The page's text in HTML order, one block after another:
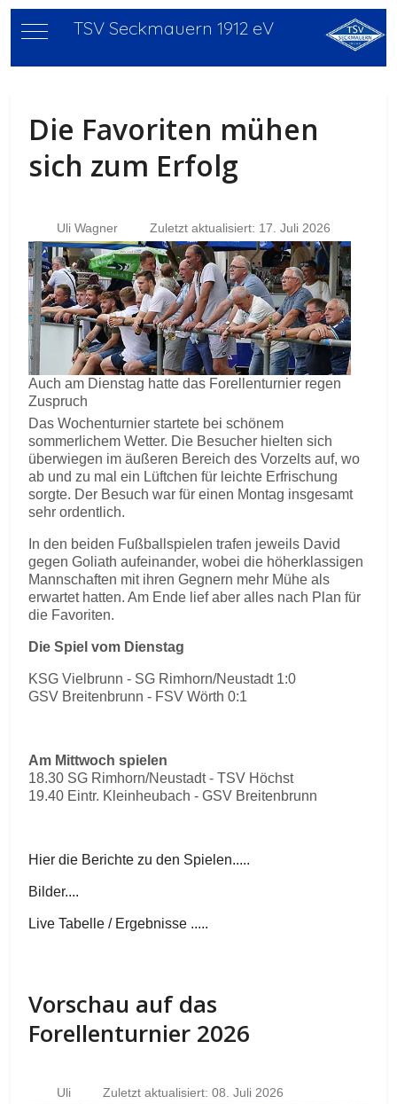
Mobile Menu Toggle
TSV Seckmauern 1912 eV
Die Favoriten mühen
sich zum Erfolg
Uli Wagner Zuletzt aktualisiert: 17. Juli 2026
Auch am Dienstag hatte das Forellenturnier regen
Zuspruch
Das Wochenturnier startete bei schönem
sommerlichem Wetter. Die Besucher hielten sich
überwiegen im äußeren Bereich des Vorzelts auf, wo
ab und zu mal ein Lüftchen für leichte Erfrischung
sorgte. Der Besuch war für einen Montag insgesamt
sehr ordentlich.
In den beiden Fußballspielen trafen jeweils David
gegen Goliath aufeinander, wobei die höherklassigen
Mannschaften mit ihren Gegnern mehr Mühe als
erwartet hatten. Am Ende lief aber alles nach Plan für
die Favoriten.
Die Spiel vom Dienstag
KSG Vielbrunn - SG Rimhorn/Neustadt 1:0
GSV Breitenbrunn - FSV Wörth 0:1
Am Mittwoch spielen
18.30 SG Rimhorn/Neustadt - TSV Höchst
19.40 Eintr. Kleinheubach - GSV Breitenbrunn
Hier die Berichte zu den Spielen.....
Bilder....
Live Tabelle / Ergebnisse .....
Vorschau auf das
Forellenturnier 2026
Uli Zuletzt aktualisiert: 08. Juli 2026